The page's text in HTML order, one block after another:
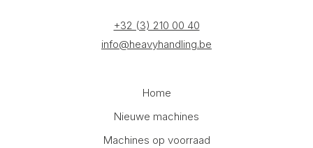
+32 (3) 210 00 40
info@heavyhandling.be
Home
Nieuwe machines
Machines op voorraad